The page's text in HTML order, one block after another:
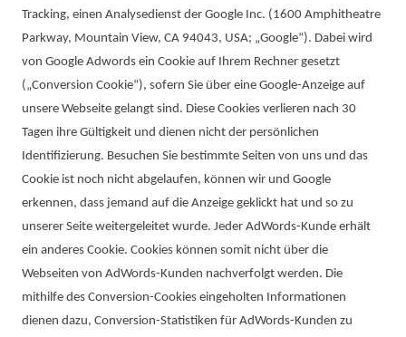
Tracking, einen Analysedienst der Google Inc. (1600 Amphitheatre
Parkway, Mountain View, CA 94043, USA; „Google“). Dabei wird
von Google Adwords ein Cookie auf Ihrem Rechner gesetzt
(„Conversion Cookie“), sofern Sie über eine Google-Anzeige auf
unsere Webseite gelangt sind. Diese Cookies verlieren nach 30
Tagen ihre Gültigkeit und dienen nicht der persönlichen
Identifizierung. Besuchen Sie bestimmte Seiten von uns und das
Cookie ist noch nicht abgelaufen, können wir und Google
erkennen, dass jemand auf die Anzeige geklickt hat und so zu
unserer Seite weitergeleitet wurde. Jeder AdWords-Kunde erhält
ein anderes Cookie. Cookies können somit nicht über die
Webseiten von AdWords-Kunden nachverfolgt werden. Die
mithilfe des Conversion-Cookies eingeholten Informationen
dienen dazu, Conversion-Statistiken für AdWords-Kunden zu